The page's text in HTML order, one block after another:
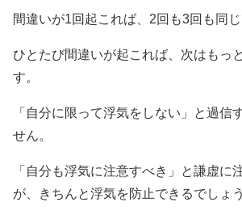
間違いが1回起これば、2回も3回も同じ
ひとたび間違いが起これば、次はもっ
す。
「自分に限って浮気をしない」と過信
せん。
「自分も浮気に注意すべき」と謙虚に
が、きちんと浮気を防止できるでしょう